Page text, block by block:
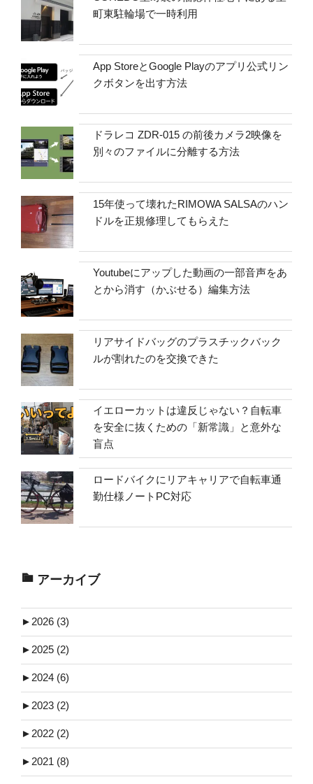
町東駐輪場で一時利用
App StoreとGoogle Playのアプリ公式リン
クボタンを出す方法
ドラレコ ZDR-015 の前後カメラ2映像を
別々のファイルに分離する方法
15年使って壊れたRIMOWA SALSAのハン
ドルを正規修理してもらえた
Youtubeにアップした動画の一部音声をあ
とから消す（かぶせる）編集方法
リアサイドバッグのプラスチックバック
ルが割れたのを交換できた
イエローカットは違反じゃない？自転車
を安全に抜くための「新常識」と意外な
盲点
ロードバイクにリアキャリアで自転車通
勤仕様ノートPC対応
アーカイブ
► 2026 (3)
► 2025 (2)
► 2024 (6)
► 2023 (2)
► 2022 (2)
► 2021 (8)